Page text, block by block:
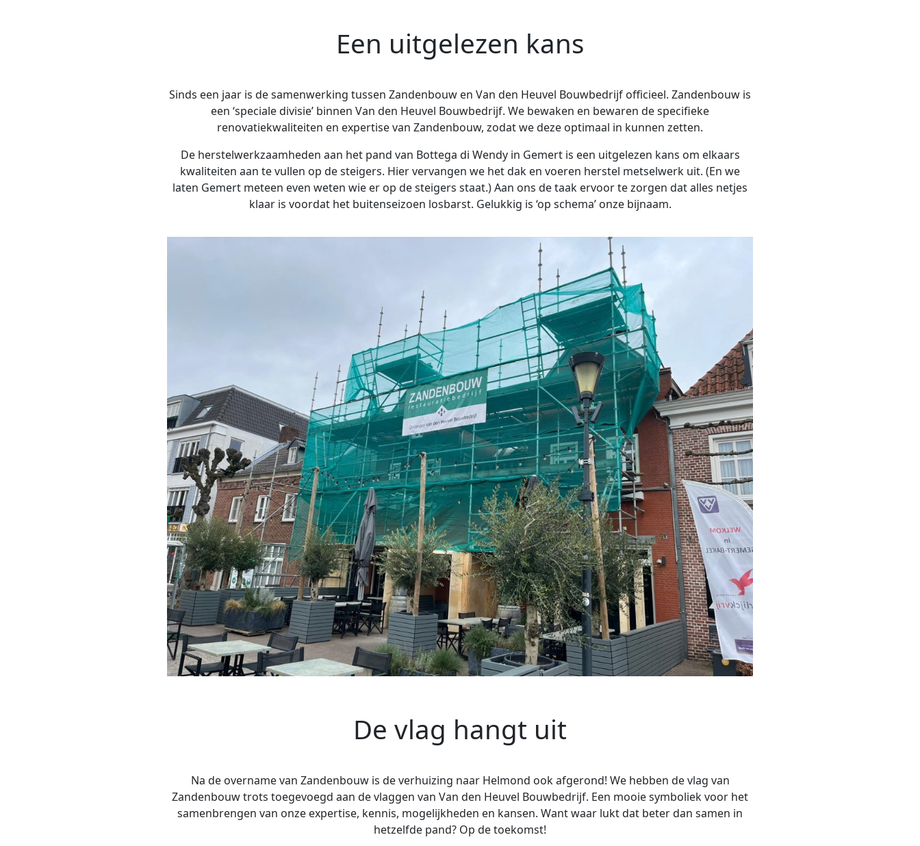
Een uitgelezen kans
Sinds een jaar is de samenwerking tussen Zandenbouw en Van den Heuvel Bouwbedrijf officieel. Zandenbouw is
een ‘speciale divisie’ binnen Van den Heuvel Bouwbedrijf. We bewaken en bewaren de specifieke
renovatiekwaliteiten en expertise van Zandenbouw, zodat we deze optimaal in kunnen zetten.
De herstelwerkzaamheden aan het pand van Bottega di Wendy in Gemert is een uitgelezen kans om elkaars
kwaliteiten aan te vullen op de steigers. Hier vervangen we het dak en voeren herstel metselwerk uit. (En we
laten Gemert meteen even weten wie er op de steigers staat.) Aan ons de taak ervoor te zorgen dat alles netjes
klaar is voordat het buitenseizoen losbarst. Gelukkig is ‘op schema’ onze bijnaam.
De vlag hangt uit
Na de overname van Zandenbouw is de verhuizing naar Helmond ook afgerond! We hebben de vlag van
Zandenbouw trots toegevoegd aan de vlaggen van Van den Heuvel Bouwbedrijf. Een mooie symboliek voor het
samenbrengen van onze expertise, kennis, mogelijkheden en kansen. Want waar lukt dat beter dan samen in
hetzelfde pand? Op de toekomst!